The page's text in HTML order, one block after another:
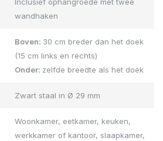
wandhaken
Boven: 30 cm breder dan het doek
(15 cm links en rechts)
Onder: zelfde breedte als het doek
Zwart staal in Ø 29 mm
Woonkamer, eetkamer, keuken,
werkkamer of kantoor, slaapkamer,